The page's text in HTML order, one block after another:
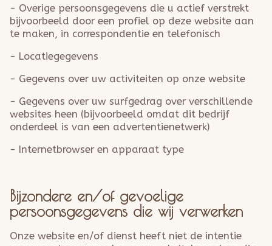
- Overige persoonsgegevens die u actief verstrekt
bijvoorbeeld door een profiel op deze website aan
te maken, in correspondentie en telefonisch
- Locatiegegevens
- Gegevens over uw activiteiten op onze website
- Gegevens over uw surfgedrag over verschillende
websites heen (bijvoorbeeld omdat dit bedrijf
onderdeel is van een advertentienetwerk)
- Internetbrowser en apparaat type
Bijzondere en/of gevoelige
persoonsgegevens die wij verwerken
Onze website en/of dienst heeft niet de intentie